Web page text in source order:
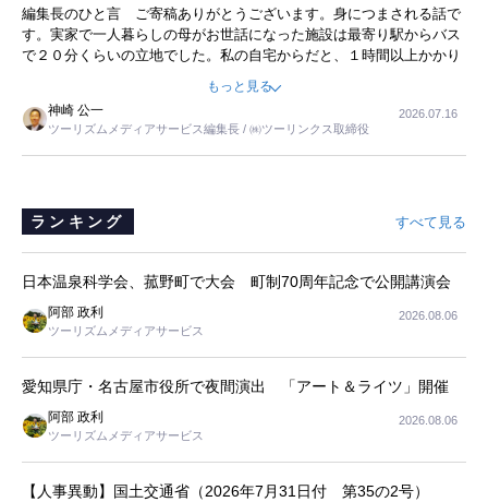
事を懐かしく読みました。
暮らし
編集長のひと言 ご寄稿ありがとうございます。身につまされる話で
す。実家で一人暮らしの母がお世話になった施設は最寄り駅からバス
で２０分くらいの立地でした。私の自宅からだと、１時間以上かかり
ました。母の住まいから近いという理由で、その施設を選択したので
すが、私と妹にとっては、半日仕事ででした。シニアの住まい選び
は、当人だけではなく、世話をする家族の足の便も考えない外池ない
と思いました。
もっと見る
神崎 公一
ツーリズムメディアサービス編集長 / ㈱ツーリンクス取締役
2026.07.16
ランキング すべて見る
日本温泉科学会、菰野町で大会 町制70周年記念で公開講演会
阿部 政利
ツーリズムメディアサービス
2026.08.06
愛知県庁・名古屋市役所で夜間演出 「アート＆ライツ」開催
阿部 政利
ツーリズムメディアサービス
2026.08.06
【人事異動】国土交通省（2026年7月31日付 第35の2号）